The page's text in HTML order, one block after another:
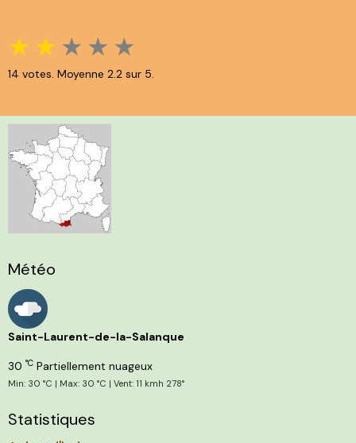
★ ★ ★ ★ ★
14 votes. Moyenne 2.2 sur 5.
Météo
Saint-Laurent-de-la-Salanque
30 °C Partiellement nuageux
Min: 30 °C | Max: 30 °C | Vent: 11 kmh 278°
Statistiques